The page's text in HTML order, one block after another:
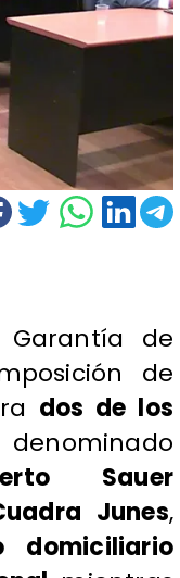
de
de
dos de los
Sauer
Junes,
domiciliario